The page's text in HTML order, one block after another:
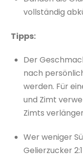
vollständig
Tipps:
Der
nach
werden. Für
und Zimt
Zimts
Wer weniger
Gelierzucker